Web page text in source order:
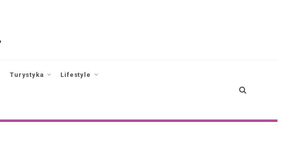
Turystyka Lifestyle